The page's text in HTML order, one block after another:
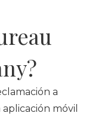
a
móvil